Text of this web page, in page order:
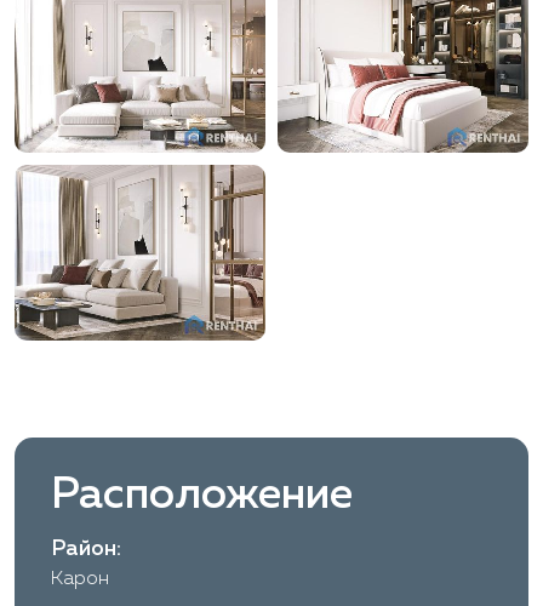
Расположение
Район:
Карон